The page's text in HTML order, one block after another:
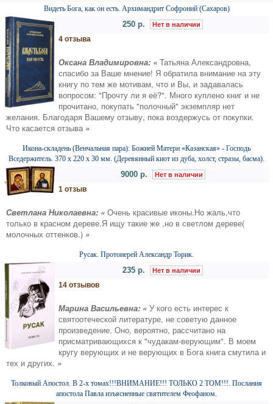
Видеть Бога, как он есть. Архимандрит Софроний (Сахаров)
250 р. Нет в наличии
4 отзыва
Оксана Владимировна: « Татьяна Александровна,
спасибо за Ваше мнение! Я обратила внимание на эту
книгу по тем же мотивам, что и Вы, и задавалась
вопросом: "Прочту ли я её?". Много куплено книг и не
прочитано, покупать "полочный" экземпляр нет
желания. Благодаря Вашему отзыву, пока воздержусь от покупки.
Что касается отзыва »
Икона-складень (Венчальная пара): Божией Матери «Казанская» - Господь
Вседержитель. 370 х 220 х 30 мм. (Деревянный киот из дуба, холст, стразы, басма).
9000 р. Нет в наличии
1 отзыв
Светлана Николаевна: « Очень красивые иконы.Но жаль,что
только в красном дереве.Я ищу такие же ,но в светлом дереве(
молочных оттенков.) »
Русак. Протоиерей Александр Торик.
235 р. Нет в наличии
14 отзывов
Марина Васильевна: « У кого есть интерес к
святоотеческой литературе, не советую данное
произведение. Оно, вероятно, рассчитано на
присматривающихся к "чудакам-верующим". В моем
кругу верующих и не верующих в Бога книга смутила и
тех и других. »
Толковый Апостол. В 2-х томах!!!ВНИМАНИЕ!!! ТОЛЬКО 2 ТОМ!!!. Послания
апостола Павла изъясненные святителем Феофаном.